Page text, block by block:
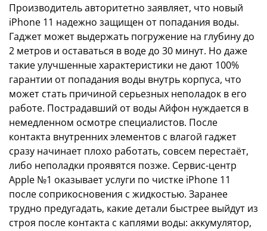
Производитель авторитетно заявляет, что новый
iPhone 11 надежно защищен от попадания воды.
Гаджет может выдержать погружение на глубину до
2 метров и оставаться в воде до 30 минут. Но даже
такие улучшенные характеристики не дают 100%
гарантии от попадания воды внутрь корпуса, что
может стать причиной серьезных неполадок в его
работе. Пострадавший от воды Айфон нуждается в
немедленном осмотре специалистов. После
контакта внутренних элементов с влагой гаджет
сразу начинает плохо работать, совсем перестаёт,
либо неполадки проявятся позже. Сервис-центр
Apple №1 оказывает услуги по чистке iPhone 11
после соприкосновения с жидкостью. Заранее
трудно предугадать, какие детали быстрее выйдут из
строя после контакта с каплями воды: аккумулятор,